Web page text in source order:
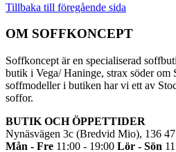
Tillbaka till föregående sida
OM SOFFKONCEPT
Soffkoncept är en specialiserad
butik i Vega/ Haninge, strax söder
soffmodeller i butiken har vi ett av
soffor.
BUTIK OCH ÖPPETTIDER
Nynäsvägen 3c (Bredvid Mio), 136
Mån - Fre 11:00 - 19:00 Lör - Sön